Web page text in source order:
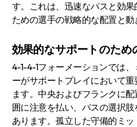
す。これは、迅速なパスと効
ための選手の戦略的な配置と動
効果的なサポートのため
4-1-4-1フォーメーションでは
ーがサポートプレイにおいて
ます。中央およびフランクに
囲に注意を払い、パスの選択
あります。孤立した守備的ミ